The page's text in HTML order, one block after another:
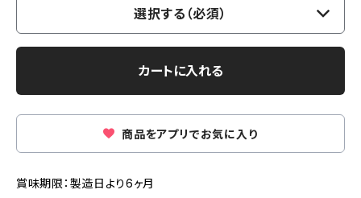
選択する（必須）
カートに入れる
商品をアプリでお気に入り
賞味期限：製造日より6ヶ月